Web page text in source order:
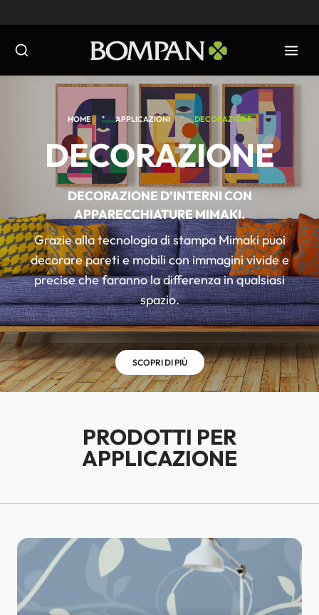
al
contenuto
HOME • APPLICAZIONI • DECORAZIONE
DECORAZIONE
DECORAZIONE D’INTERNI CON
APPARECCHIATURE MIMAKI.
Grazie alla tecnologia di stampa Mimaki puoi
decorare pareti e mobili con immagini vivide e
precise che faranno la differenza in qualsiasi
spazio.
SCOPRI DI PIÙ
PRODOTTI PER
APPLICAZIONE